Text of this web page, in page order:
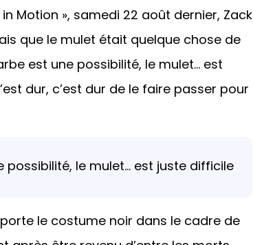
Motion », samedi 22 août dernier, Zack
que le mulet était quelque chose de
est une possibilité, le mulet… est
dur, c’est dur de le faire passer pour
le mulet… est juste difficile
le costume noir dans le cadre de